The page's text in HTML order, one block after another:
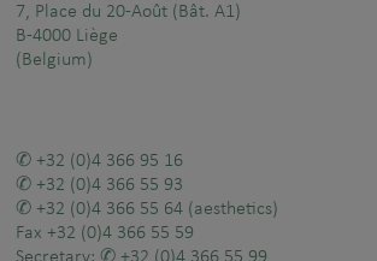
7, Place du 20-Août (Bât. A1)
B-4000 Liège
(Belgium)
+32 (0)4 366 95 16
+32 (0)4 366 55 93
+32 (0)4 366 55 64 (aesthetics)
Fax +32 (0)4 366 55 59